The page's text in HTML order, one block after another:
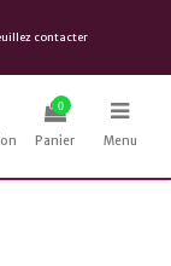
contacter
0
Panier Menu